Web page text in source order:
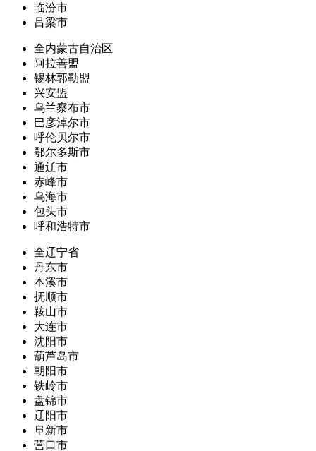
临汾市
吕梁市
全内蒙古自治区
阿拉善盟
锡林郭勒盟
兴安盟
乌兰察布市
巴彦淖尔市
呼伦贝尔市
鄂尔多斯市
通辽市
赤峰市
乌海市
包头市
呼和浩特市
全辽宁省
丹东市
本溪市
抚顺市
鞍山市
大连市
沈阳市
葫芦岛市
朝阳市
铁岭市
盘锦市
辽阳市
阜新市
营口市